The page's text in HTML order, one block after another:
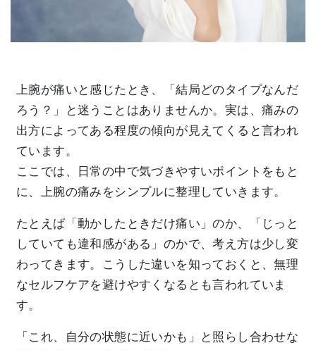
上腕が痛いと感じたとき、「結局どのタイプなんだ
ろう？」と迷うことはありませんか。実は、痛みの
出方によってある程度の傾向が見えてくると言われ
ています。
ここでは、日常の中で気づきやすいポイントをもと
に、上腕の痛みをシンプルに整理していきます。
たとえば「動かしたときだけ痛い」のか、「じっと
していても違和感がある」のかで、考え方は少し変
わってきます。こうした違いを知っておくと、無理
なセルフケアを避けやすくなるとも言われていま
す。
「これ、自分の状態に近いかも」と照らし合わせな